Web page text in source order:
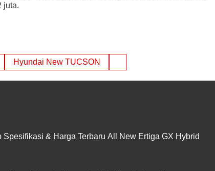
juta.
Hyundai New TUCSON
Spesifikasi & Harga Terbaru All New Ertiga GX Hybrid